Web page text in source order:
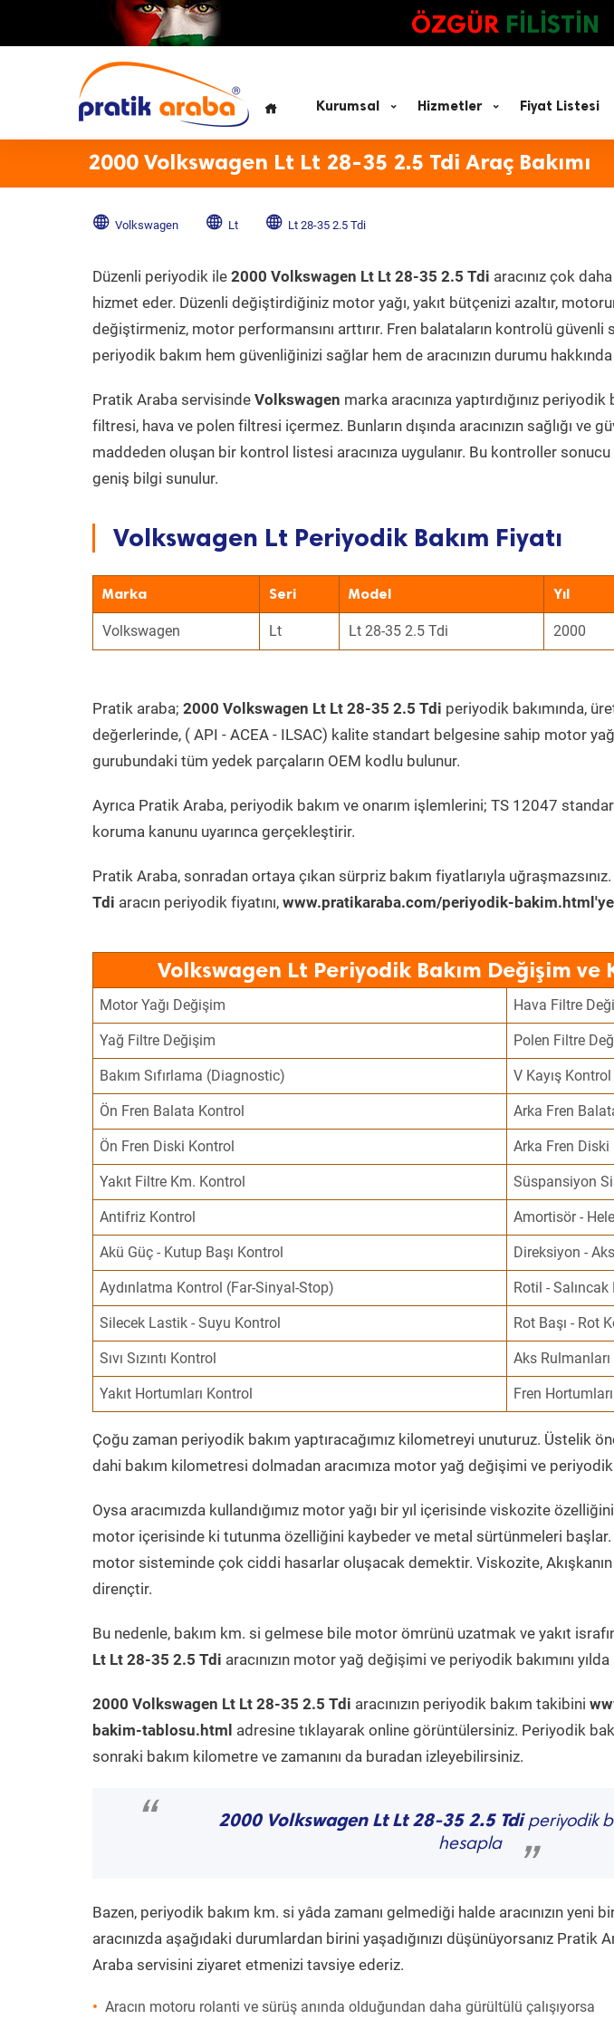
ÖZGÜR FİLİSTİN
Kurumsal Hizmetler Fiyat Listesi
2000 Volkswagen Lt Lt 28-35 2.5 Tdi Araç Bakımı
Volkswagen Lt Lt 28-35 2.5 Tdi
Düzenli periyodik ile 2000 Volkswagen Lt Lt 28-35 2.5 Tdi aracınız çok
hizmet eder. Düzenli değiştirdiğiniz motor yağı, yakıt bütçenizi azaltır,
değiştirmeniz, motor performansını arttırır. Fren balataların kontrolü güvenli
periyodik bakım hem güvenliğinizi sağlar hem de aracınızın durumu
Pratik Araba servisinde Volkswagen marka aracınıza yaptırdığınız
filtresi, hava ve polen filtresi içermez. Bunların dışında aracınızın sağlığı ve
maddeden oluşan bir kontrol listesi aracınıza uygulanır. Bu kontroller sonucu
geniş bilgi sunulur.
Volkswagen Lt Periyodik Bakım Fiyatı
Marka Seri Model Yıl
Volkswagen Lt Lt 28-35 2.5 Tdi 2000
Pratik araba; 2000 Volkswagen Lt Lt 28-35 2.5 Tdi periyodik bakımında,
değerlerinde, ( API - ACEA - ILSAC) kalite standart belgesine sahip motor
gurubundaki tüm yedek parçaların OEM kodlu bulunur.
Ayrıca Pratik Araba, periyodik bakım ve onarım işlemlerini; TS 12047
koruma kanunu uyarınca gerçekleştirir.
Pratik Araba, sonradan ortaya çıkan sürpriz bakım fiyatlarıyla uğraşmazsınız.
Tdi aracın periyodik fiyatını, www.pratikaraba.com/periyodik-bakim.html'ye
Volkswagen Lt Periyodik Bakım Değişim ve
Motor Yağı Değişim Hava Filtre
Yağ Filtre Değişim Polen Filtre
Bakım Sıfırlama (Diagnostic) V Kayış Kontrol
Ön Fren Balata Kontrol Arka Fren
Ön Fren Diski Kontrol Arka Fren Diski
Yakıt Filtre Km. Kontrol Süspansiyon
Antifriz Kontrol Amortisör -
Akü Güç - Kutup Başı Kontrol Direksiyon -
Aydınlatma Kontrol (Far-Sinyal-Stop) Rotil - Salıncak
Silecek Lastik - Suyu Kontrol Rot Başı - Rot
Sıvı Sızıntı Kontrol Aks
Yakıt Hortumları Kontrol Fren
Çoğu zaman periyodik bakım yaptıracağımız kilometreyi unuturuz. Üstelik
dahi bakım kilometresi dolmadan aracımıza motor yağ değişimi ve periyodik
Oysa aracımızda kullandığımız motor yağı bir yıl içerisinde viskozite
motor içerisinde ki tutunma özelliğini kaybeder ve metal sürtünmeleri başlar.
motor sisteminde çok ciddi hasarlar oluşacak demektir. Viskozite,
dirençtir.
Bu nedenle, bakım km. si gelmese bile motor ömrünü uzatmak ve yakıt
Lt Lt 28-35 2.5 Tdi aracınızın motor yağ değişimi ve periyodik bakımını
2000 Volkswagen Lt Lt 28-35 2.5 Tdi aracınızın periyodik bakım takibini
bakim-tablosu.html adresine tıklayarak online görüntülersiniz. Periyodik
sonraki bakım kilometre ve zamanını da buradan izleyebilirsiniz.
“ 2000 Volkswagen Lt Lt 28-35 2.5 Tdiperiyodik
hesapla
”
Bazen, periyodik bakım km. si yâda zamanı gelmediği halde aracınızın yeni
aracınızda aşağıdaki durumlardan birini yaşadığınızı düşünüyorsanız Pratik
Araba servisini ziyaret etmenizi tavsiye ederiz.
Aracın motoru rolanti ve sürüş anında olduğundan daha gürültülü çalışıyorsa